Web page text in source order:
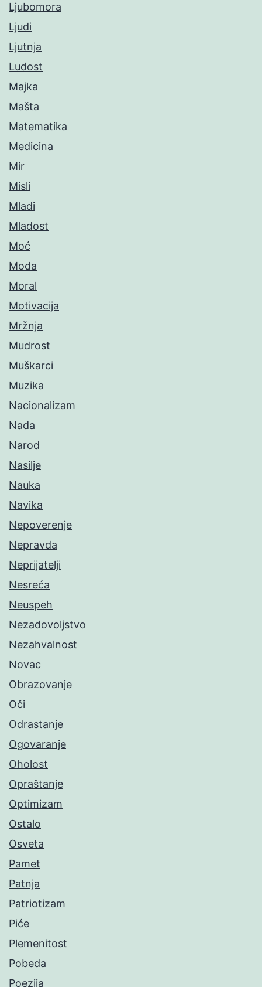
Ljubomora
Ljudi
Ljutnja
Ludost
Majka
Mašta
Matematika
Medicina
Mir
Misli
Mladi
Mladost
Moć
Moda
Moral
Motivacija
Mržnja
Mudrost
Muškarci
Muzika
Nacionalizam
Nada
Narod
Nasilje
Nauka
Navika
Nepoverenje
Nepravda
Neprijatelji
Nesreća
Neuspeh
Nezadovoljstvo
Nezahvalnost
Novac
Obrazovanje
Oči
Odrastanje
Ogovaranje
Oholost
Opraštanje
Optimizam
Ostalo
Osveta
Pamet
Patnja
Patriotizam
Piće
Plemenitost
Pobeda
Poezija